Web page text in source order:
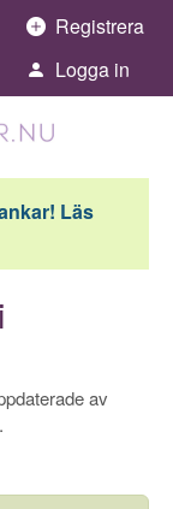
Registrera
Logga in
Läs
av